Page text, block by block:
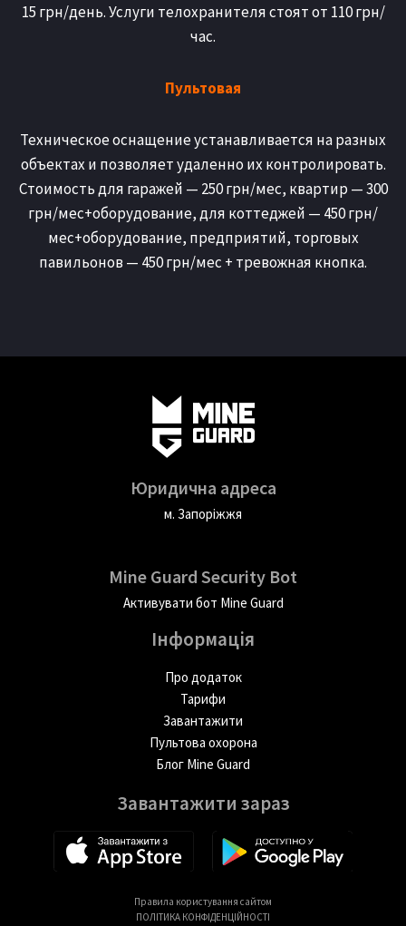
15 грн/день. Услуги телохранителя стоят от 110 грн/
час.
Пультовая
Техническое оснащение устанавливается на разных
объектах и позволяет удаленно их контролировать.
Стоимость для гаражей — 250 грн/мес, квартир — 300
грн/мес+оборудование, для коттеджей — 450 грн/
мес+оборудование, предприятий, торговых
павильонов — 450 грн/мес + тревожная кнопка.
Юридична адреса
м. Запоріжжя
Mine Guard Security Bot
Активувати бот Mine Guard
Інформація
Про додаток
Тарифи
Завантажити
Пультова охорона
Блог Mine Guard
Завантажити зараз
Правила користування сайтом
ПОЛІТИКА КОНФІДЕНЦІЙНОСТІ